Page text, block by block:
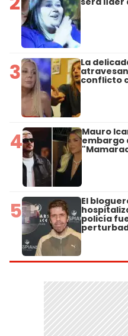
3 La
conflicto
4 Mauro
embargo
5 El
policía